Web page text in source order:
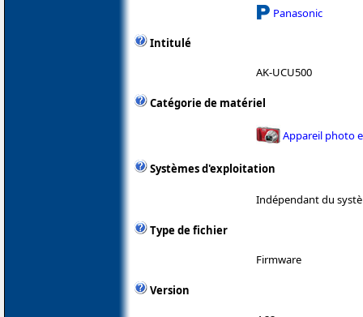
Panasonic
Intitulé
AK-UCU500
Catégorie de matériel
Appareil photo
Systèmes d'exploitation
Indépendant du
Type de fichier
Firmware
Version